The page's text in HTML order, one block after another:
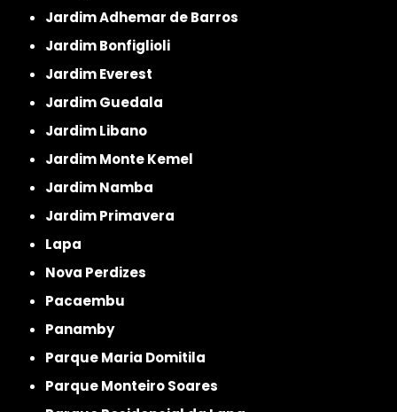
Jardim Adhemar de Barros
Jardim Bonfiglioli
Jardim Everest
Jardim Guedala
Jardim Libano
Jardim Monte Kemel
Jardim Namba
Jardim Primavera
Lapa
Nova Perdizes
Pacaembu
Panamby
Parque Maria Domitila
Parque Monteiro Soares